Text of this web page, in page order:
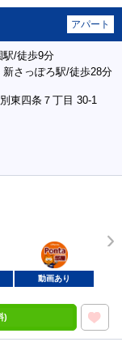
アパート
駅/徒歩9分
さっぽろ駅/徒歩28分
東四条７丁目 30-1
ポンタ
部屋
動画あり
)